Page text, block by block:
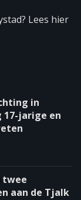
Lees hier
in
17-jarige en
twee
aan de Tjalk